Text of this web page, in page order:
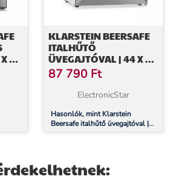
48
KLARSTEIN BEERSAFE
ITALHŰTŐ
ÜVEGAJTÓVAL | 44 X 48
CM | LED-ES BELSŐ
VILÁGÍTÁS | EZÜST-
FEHÉR
87 790 Ft
ElectronicStar
Hasonlók, mint Klarstein
Beersafe italhűtő üvegajtóval |
44 x 48 cm | LED-es belső